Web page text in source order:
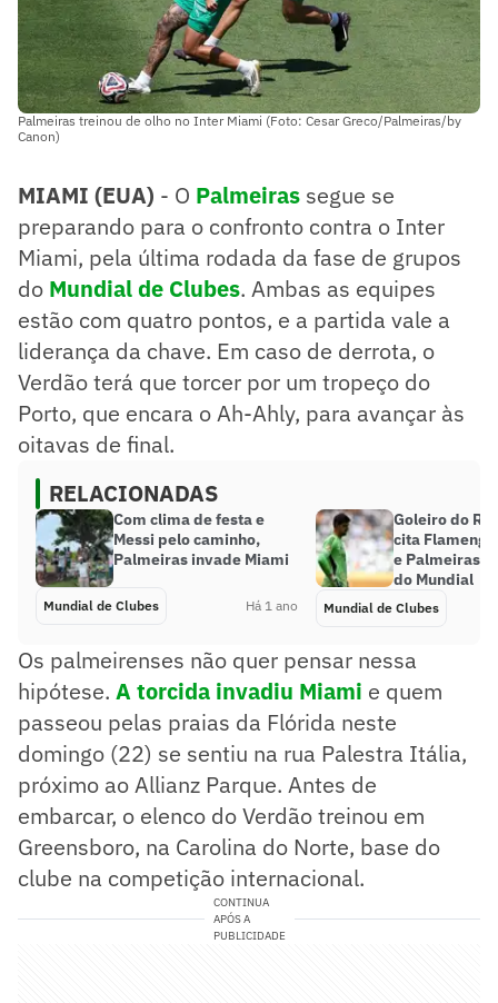
Palmeiras treinou de olho no Inter Miami (Foto: Cesar Greco/Palmeiras/by
Canon)
MIAMI (EUA) - O Palmeiras segue se
preparando para o confronto contra o Inter
Miami, pela última rodada da fase de grupos
do Mundial de Clubes. Ambas as equipes
estão com quatro pontos, e a partida vale a
liderança da chave. Em caso de derrota, o
Verdão terá que torcer por um tropeço do
Porto, que encara o Ah-Ahly, para avançar às
oitavas de final.
RELACIONADAS
Com clima de festa e
Messi pelo caminho,
Palmeiras invade Miami
Mundial de Clubes Há 1 ano
Goleiro do
cita
e Palmeiras
do Mundial
Mundial de Clubes
Os palmeirenses não quer pensar nessa
hipótese. A torcida invadiu Miami e quem
passeou pelas praias da Flórida neste
domingo (22) se sentiu na rua Palestra Itália,
próximo ao Allianz Parque. Antes de
embarcar, o elenco do Verdão treinou em
Greensboro, na Carolina do Norte, base do
clube na competição internacional.
CONTINUA
APÓS A
PUBLICIDADE